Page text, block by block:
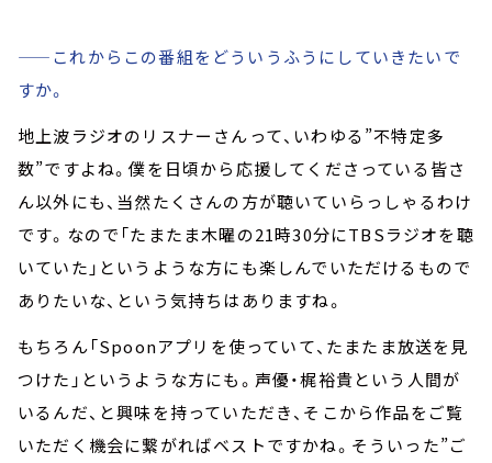
——これからこの番組をどういうふうにしていきたいで
すか。
地上波ラジオのリスナーさんって、いわゆる”不特定多
数”ですよね。僕を日頃から応援してくださっている皆さ
ん以外にも、当然たくさんの方が聴いていらっしゃるわけ
です。なので「たまたま木曜の21時30分にTBSラジオを聴
いていた」というような方にも楽しんでいただけるもので
ありたいな、という気持ちはありますね。
もちろん「Spoonアプリを使っていて、たまたま放送を見
つけた」というような方にも。声優・梶裕貴という人間が
いるんだ、と興味を持っていただき、そこから作品をご覧
いただく機会に繋がればベストですかね。そういった”ご